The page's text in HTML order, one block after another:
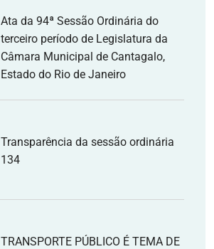
Ata da 94ª Sessão Ordinária do
terceiro período de Legislatura da
Câmara Municipal de Cantagalo,
Estado do Rio de Janeiro
Transparência da sessão ordinária
134
TRANSPORTE PÚBLICO É TEMA DE